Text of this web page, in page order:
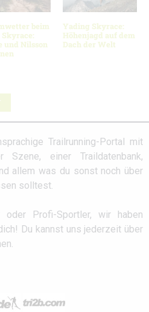
beim
und Nilsson
Yading Skyrace:
Höhenjagd auf dem
Dach der Welt
Trailrunning-Portal mit
einer Traildatenbank,
allem was du sonst noch über
solltest.
oder Profi-Sportler, wir haben
Du kannst uns jederzeit über